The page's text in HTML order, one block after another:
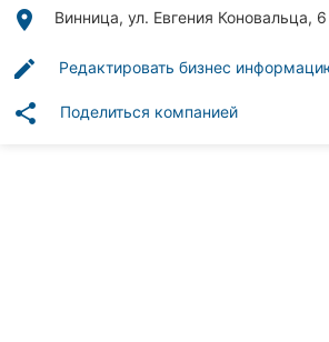
клиники
Автошколы
place Винница, ул. Евгения Коновальца, 6
edit Редактировать бизнес
share Поделиться компанией